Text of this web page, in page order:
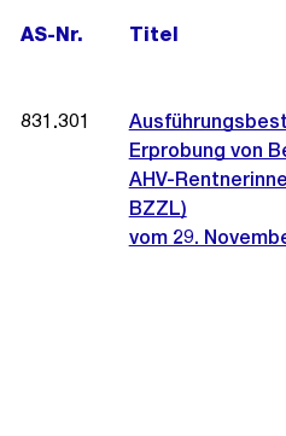
AS-Nr. Titel
831.301
Erprobung von
AHV-
BZZL)
vom 29.